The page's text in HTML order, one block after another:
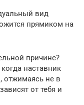
вид
прямиком на
причине?
наставник
отжимаясь не в
от тебя и